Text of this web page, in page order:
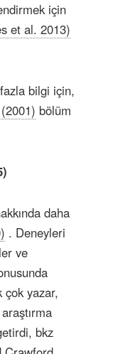
için
et al. 2013)
bilgi için,
bölüm
daha
. Deneyleri
ve
çok yazar,
bkz